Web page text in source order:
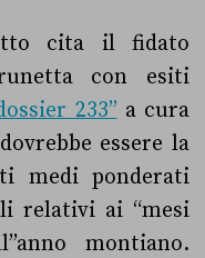
cita il fidato
con esiti
233” a cura
essere la
medi ponderati
relativi ai “mesi
montiano.